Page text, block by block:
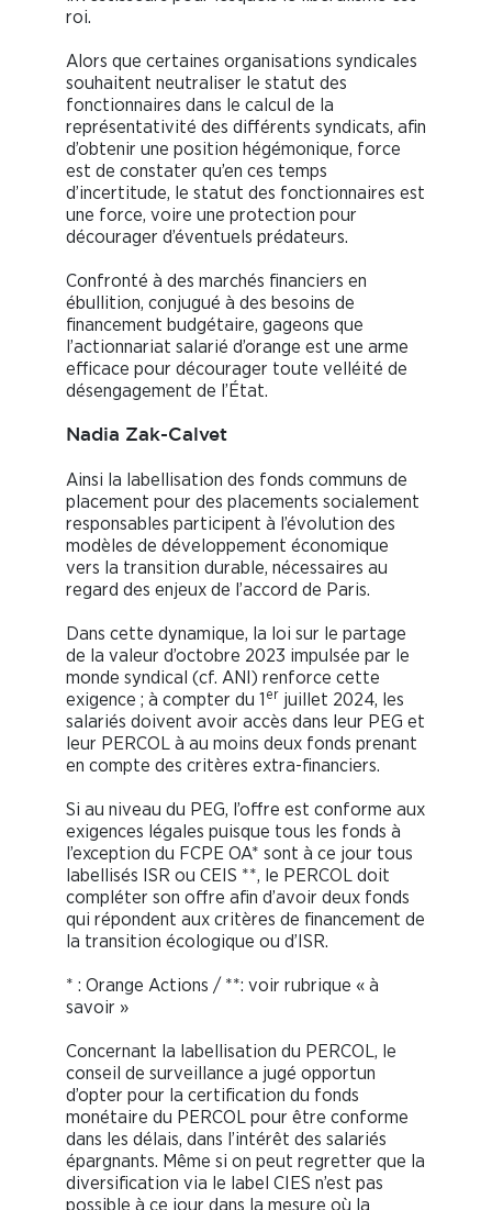
roi.
Alors que certaines organisations syndicales
souhaitent neutraliser le statut des
fonctionnaires dans le calcul de la
représentativité des différents syndicats, afin
d’obtenir une position hégémonique, force
est de constater qu’en ces temps
d’incertitude, le statut des fonctionnaires est
une force, voire une protection pour
décourager d’éventuels prédateurs.
Confronté à des marchés financiers en
ébullition, conjugué à des besoins de
financement budgétaire, gageons que
l’actionnariat salarié d’orange est une arme
efficace pour décourager toute velléité de
désengagement de l’État.
Nadia Zak-Calvet
Ainsi la labellisation des fonds communs de
placement pour des placements socialement
responsables participent à l’évolution des
modèles de développement économique
vers la transition durable, nécessaires au
regard des enjeux de l’accord de Paris.
Dans cette dynamique, la loi sur le partage
de la valeur d’octobre 2023 impulsée par le
monde syndical (cf. ANI) renforce cette
exigence ; à compter du 1 er juillet 2024, les
salariés doivent avoir accès dans leur PEG et
leur PERCOL à au moins deux fonds prenant
en compte des critères extra-financiers.
Si au niveau du PEG, l’offre est conforme aux
exigences légales puisque tous les fonds à
l’exception du FCPE OA* sont à ce jour tous
labellisés ISR ou CEIS **, le PERCOL doit
compléter son offre afin d’avoir deux fonds
qui répondent aux critères de financement de
la transition écologique ou d’ISR.
* : Orange Actions / **: voir rubrique « à
savoir »
Concernant la labellisation du PERCOL, le
conseil de surveillance a jugé opportun
d’opter pour la certification du fonds
monétaire du PERCOL pour être conforme
dans les délais, dans l’intérêt des salariés
épargnants. Même si on peut regretter que la
diversification via le label CIES n’est pas
possible à ce jour dans la mesure où la